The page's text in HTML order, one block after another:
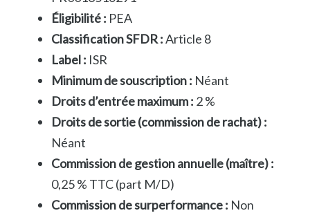
Éligibilité : PEA
Classification SFDR :Article 8
Label : ISR
Minimum de souscription : Néant
Droits d’entrée maximum : 2 %
Droits de sortie (commission de rachat) :
Néant
Commission de gestion annuelle (maître) :
0,25 % TTC (part M/D)
Commission de surperformance : Non